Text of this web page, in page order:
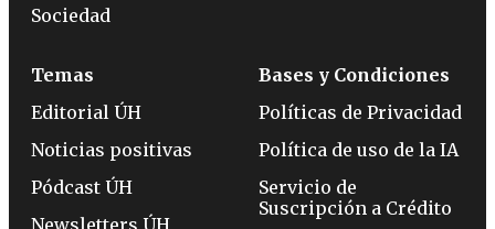
Sociedad
Temas
Editorial ÚH
Noticias positivas
Pódcast ÚH
Newsletters ÚH
Bases y Condiciones
Políticas de Privacidad
Política de uso de la IA
Servicio de
Suscripción a Crédito